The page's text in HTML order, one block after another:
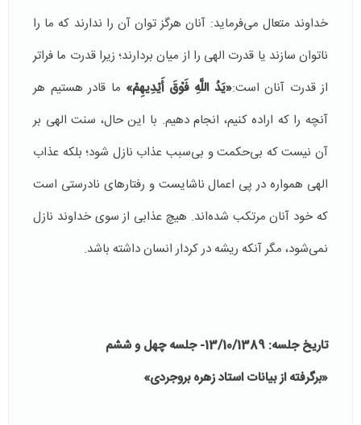
خداوند متعال می‌فرماید: آنان هرگز توان آن را ندارند که ما را
ناتوان سازند یا قدرت الهی را از میان بردارند؛ زیرا قدرت ما فراتر
از قدرت آنان است:«يَدُ اللَّهِ فَوْقَ أَيْدِيهِمْ» ما قادر هستیم هر
آنچه را که اراده کنیم، انجام دهیم. با این حال، سنت الهی بر
آن نیست که بی‌حکمت و بی‌سبب عذاب نازل شود؛ بلکه عذاب
الهی همواره در پی اعمال ناشایست و رفتارهای نادرستی است
که خود آنان مرتکب شده‌اند. هیچ عذابی از سوی خداوند نازل
نمی‌شود، مگر آنکه ریشه در کردار انسان داشته باشد.
تاریخ جلسه: 13/10/1389- جلسه چهل و ششم
«برگرفته از بیانات استاد زهره بروجردی»